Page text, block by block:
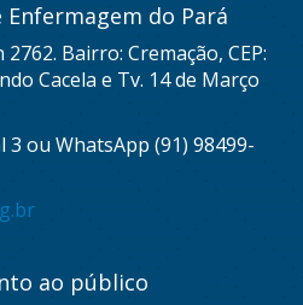
Enfermagem do Pará
Bairro: Cremação, CEP:
Cacela e Tv. 14 de Março
3 ou WhatsApp (91) 98499-
ao público